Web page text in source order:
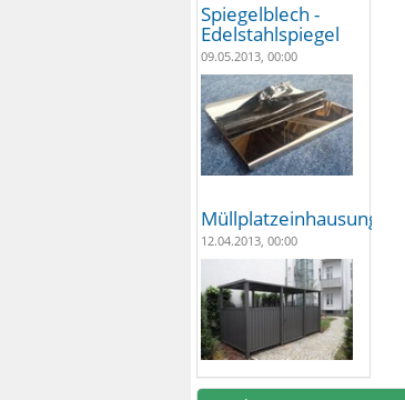
Spiegelblech -
Edelstahlspiegel
09.05.2013, 00:00
Müllplatzeinhausungen
12.04.2013, 00:00